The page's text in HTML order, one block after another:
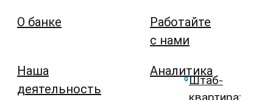
О банке
Наша
деятельность
Работайте
с нами
Аналитика
Штаб-